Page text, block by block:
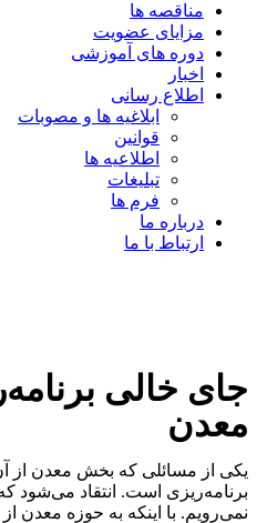
مناقصه ها
مزایای عضویت
دوره های آموزشی
اخبار
اطلاع رسانی
ابلاغیه ها و مصوبات
قوانین
اطلاعیه ها
تبلیغات
فرم ها
درباره ما
ارتباط با ما
جای خالی
معدن
یکی از مسائلی که بخش معدن از
برنامه‌ریزی است. انتقاد می‌شود
نمی‌رویم. با اینکه به حوزه معدن